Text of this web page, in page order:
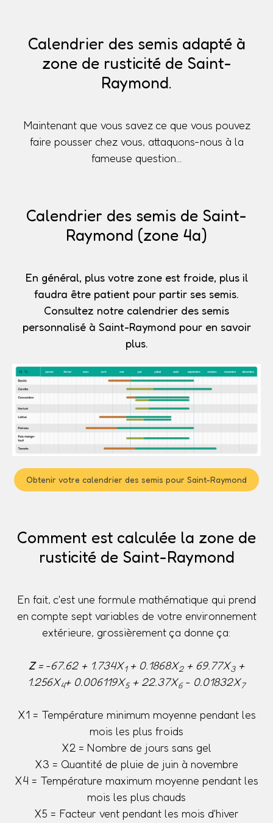
Calendrier des semis adapté à
zone de rusticité de Saint-
Raymond.
Maintenant que vous savez ce que vous pouvez
faire pousser chez vous, attaquons-nous à la
fameuse question...
Calendrier des semis de Saint-
Raymond (zone 4a)
En général, plus votre zone est froide, plus il
faudra être patient pour partir ses semis.
Consultez notre calendrier des semis
personnalisé à Saint-Raymond pour en savoir
plus.
Obtenir votre calendrier des semis pour Saint-Raymond
Comment est calculée la zone de
rusticité de Saint-Raymond
En fait, c'est une formule mathématique qui prend
en compte sept variables de votre environnement
extérieure, grossièrement ça donne ça:
Z= -67.62 + 1.734X1+ 0.1868X2+ 69.77X3+
1.256X4+ 0.006119X5+ 22.37X6- 0.01832X7
X1 = Température minimum moyenne pendant les
mois les plus froids
X2 = Nombre de jours sans gel
X3 = Quantité de pluie de juin à novembre
X4 = Température maximum moyenne pendant les
mois les plus chauds
X5 = Facteur vent pendant les mois d'hiver